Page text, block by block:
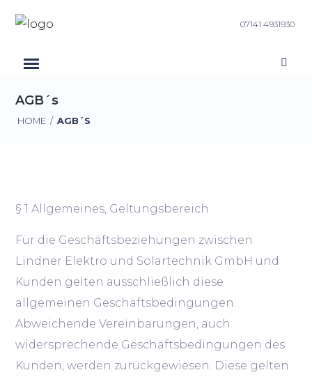
07141 4931930
AGB´s
HOME / AGB´S
§ 1 Allgemeines, Geltungsbereich
Für die Geschäftsbeziehungen zwischen
Lindner Elektro und Solartechnik GmbH und
Kunden gelten ausschließlich diese
allgemeinen Geschäftsbedingungen.
Abweichende Vereinbarungen, auch
widersprechende Geschäftsbedingungen des
Kunden, werden zurückgewiesen. Diese gelten